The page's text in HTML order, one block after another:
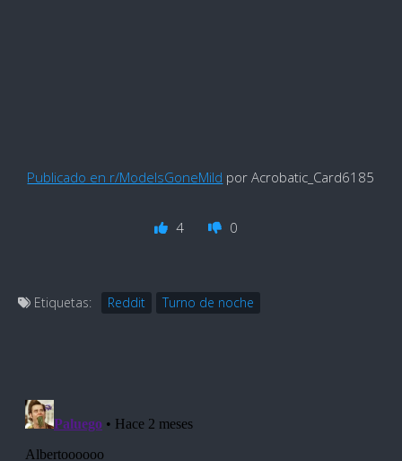
Publicado en r/ModelsGoneMild por Acrobatic_Card6185
4 0
Etiquetas: Reddit Turno de noche